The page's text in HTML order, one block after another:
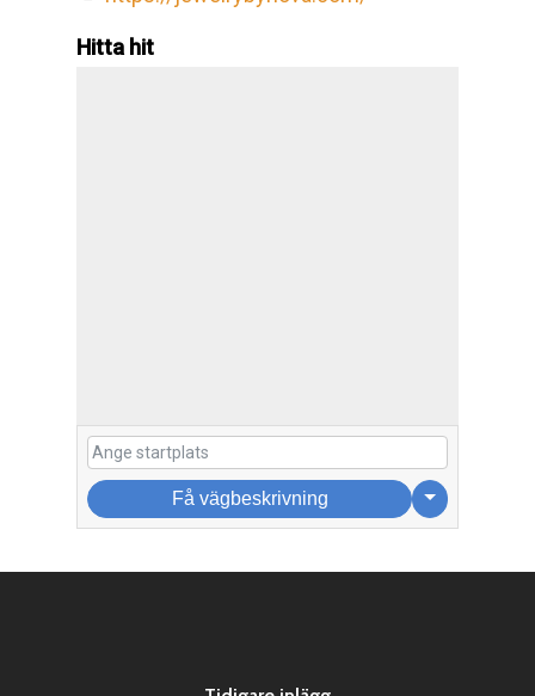
Hitta hit
Få vägbeskrivning